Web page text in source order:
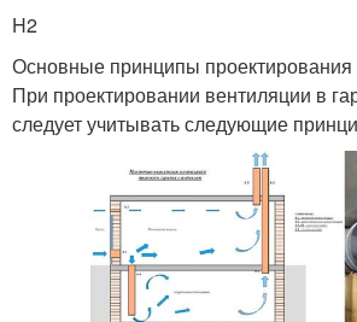
H2
Основные принципы проектирования
При проектировании вентиляции в
следует учитывать следующие